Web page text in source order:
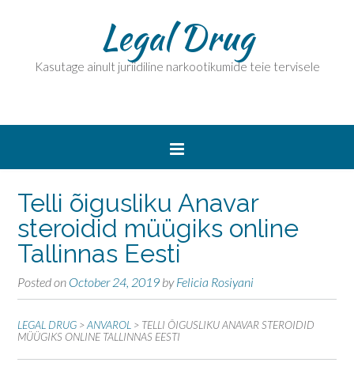
Legal Drug
Kasutage ainult juriidiline narkootikumide teie tervisele
Telli õigusliku Anavar
steroidid müügiks online
Tallinnas Eesti
Posted on October 24, 2019 byFelicia Rosiyani
LEGAL DRUG >ANVAROL > TELLI ÕIGUSLIKU ANAVAR STEROIDID
MÜÜGIKS ONLINE TALLINNAS EESTI